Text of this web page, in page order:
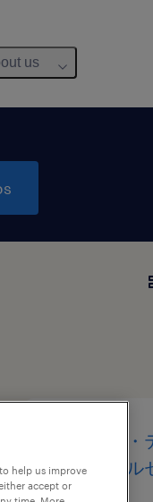
us
テレオペ
グ・コール
help us improve
accept or